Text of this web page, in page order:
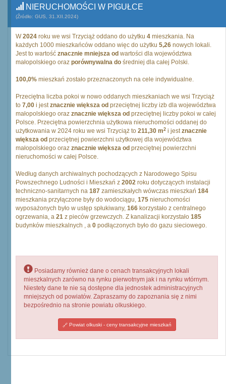
NIERUCHOMOŚCI W PIGUŁCE
(Źródło: GUS, 31.XII.2024)
W2024 roku we wsi Trzyciąż oddano do użytku 4 mieszkania. Na
każdych 1000 mieszkańców oddano więc do użytku 5,26 nowych lokali.
Jest to wartość znacznie mniejsza od wartości dla województwa
małopolskiego oraz porównywalna do średniej dla całej Polski.
100,0% mieszkań zostało przeznaczonych na cele indywidualne.
Przeciętna liczba pokoi w nowo oddanych mieszkaniach we wsi Trzyciąż
to 7,00 i jestznacznie większa od przeciętnej liczby izb dla województwa
małopolskiego oraz znacznie większa od przeciętnej liczby pokoi w całej
Polsce. Przeciętna powierzchnia użytkowa nieruchomości oddanej do
użytkowania w 2024 roku we wsi Trzyciąż to 211,30 m2 i jestznacznie
większa od przeciętnej powierzchni użytkowej dla województwa
małopolskiego oraz znacznie większa od przeciętnej powierzchni
nieruchomości w całej Polsce.
Według danych archiwalnych pochodzących z Narodowego Spisu
Powszechnego Ludności i Mieszkań z 2002 roku dotyczących instalacji
techniczno-sanitarnych na 187 zamieszkałych wówczas mieszkań 184
mieszkania przyłączone były do wodociągu, 175 nieruchomości
wyposażonych było w ustęp spłukiwany, 166 korzystało z centralnego
ogrzewania, a 21 z pieców grzewczych. Z kanalizacji korzystało 185
budynków mieszkalnych , a 0 podłączonych było do gazu sieciowego.
Posiadamy również dane o cenach transakcyjnych lokali
mieszkalnych zarówno na rynku pierwotnym jak i na rynku wtórnym.
Niestety dane te nie są dostępne dla jednostek administracyjnych
mniejszych od powiatów. Zapraszamy do zapoznania się z nimi
bezpośrednio na stronie powiatu olkuskiego.
Powiat olkuski - ceny transakcyjne mieszkań